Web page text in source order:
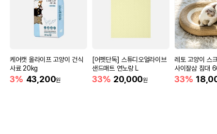
케어캣 올라이프 고양이 건식
사료 20kg
3% 43,200원
[어펫단독] 스튜디오얼라이브
샌드매트 연노랑 L
33% 20,000원
레토 고양이 스
사이잘삼 침대
33%